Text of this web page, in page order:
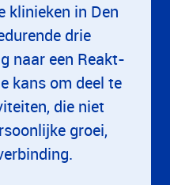
klinieken in Den
drie
naar een Reakt-
kans om deel te
die niet
groei,